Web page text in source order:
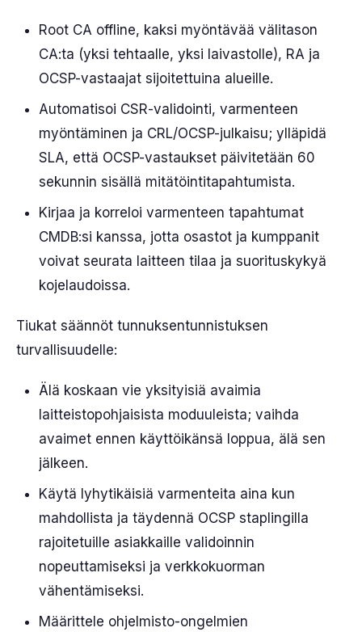
Root CA offline, kaksi myöntävää välitason
CA:ta (yksi tehtaalle, yksi laivastolle), RA ja
OCSP-vastaajat sijoitettuina alueille.
Automatisoi CSR-validointi, varmenteen
myöntäminen ja CRL/OCSP-julkaisu; ylläpidä
SLA, että OCSP-vastaukset päivitetään 60
sekunnin sisällä mitätöintitapahtumista.
Kirjaa ja korreloi varmenteen tapahtumat
CMDB:si kanssa, jotta osastot ja kumppanit
voivat seurata laitteen tilaa ja suorituskykyä
kojelaudoissa.
Tiukat säännöt tunnuksentunnistuksen
turvallisuudelle:
Älä koskaan vie yksityisiä avaimia
laitteistopohjaisista moduuleista; vaihda
avaimet ennen käyttöikänsä loppua, älä sen
jälkeen.
Käytä lyhytikäisiä varmenteita aina kun
mahdollista ja täydennä OCSP staplingilla
rajoitetuille asiakkaille validoinnin
nopeuttamiseksi ja verkkokuorman
vähentämiseksi.
Määrittele ohjelmisto-ongelmien